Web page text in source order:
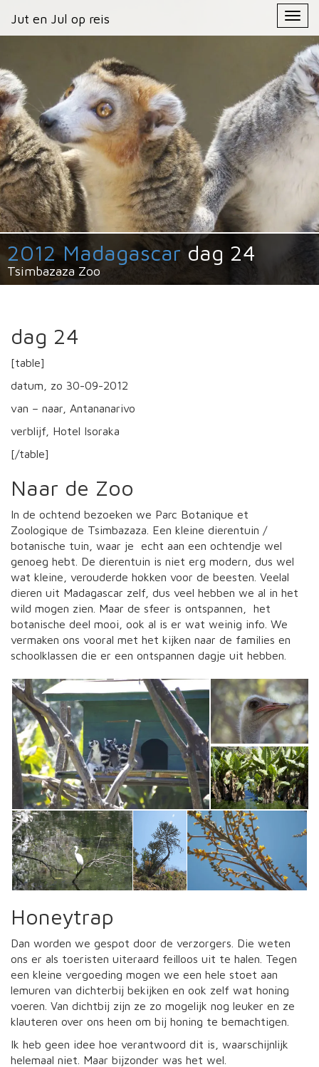
Jut en Jul op reis
Primary
Menu
Jut en Jul op reis
2012 Madagascar dag 24
Tsimbazaza Zoo
dag 24
[table]
datum, zo 30-09-2012
van – naar, Antananarivo
verblijf, Hotel Isoraka
[/table]
Naar de Zoo
In de ochtend bezoeken we Parc Botanique et
Zoologique de Tsimbazaza. Een kleine dierentuin /
botanische tuin, waar je echt aan een ochtendje wel
genoeg hebt. De dierentuin is niet erg modern, dus wel
wat kleine, verouderde hokken voor de beesten. Veelal
dieren uit Madagascar zelf, dus veel hebben we al in het
wild mogen zien. Maar de sfeer is ontspannen, het
botanische deel mooi, ook al is er wat weinig info. We
vermaken ons vooral met het kijken naar de families en
schoolklassen die er een ontspannen dagje uit hebben.
Honeytrap
Dan worden we gespot door de verzorgers. Die weten
ons er als toeristen uiteraard feilloos uit te halen. Tegen
een kleine vergoeding mogen we een hele stoet aan
lemuren van dichterbij bekijken en ook zelf wat honing
voeren. Van dichtbij zijn ze zo mogelijk nog leuker en ze
klauteren over ons heen om bij honing te bemachtigen.
Ik heb geen idee hoe verantwoord dit is, waarschijnlijk
helemaal niet. Maar bijzonder was het wel.